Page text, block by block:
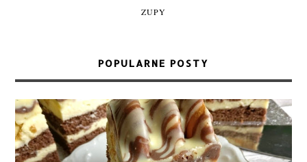
ZUPY
POPULARNE POSTY